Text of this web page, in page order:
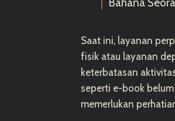
Bahana
Saat ini, layanan
fisik atau layanan
keterbatasan
seperti e-book
memerlukan